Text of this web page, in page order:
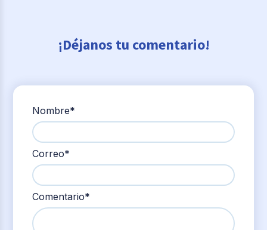
¡Déjanos tu comentario!
Nombre*
Correo*
Comentario*